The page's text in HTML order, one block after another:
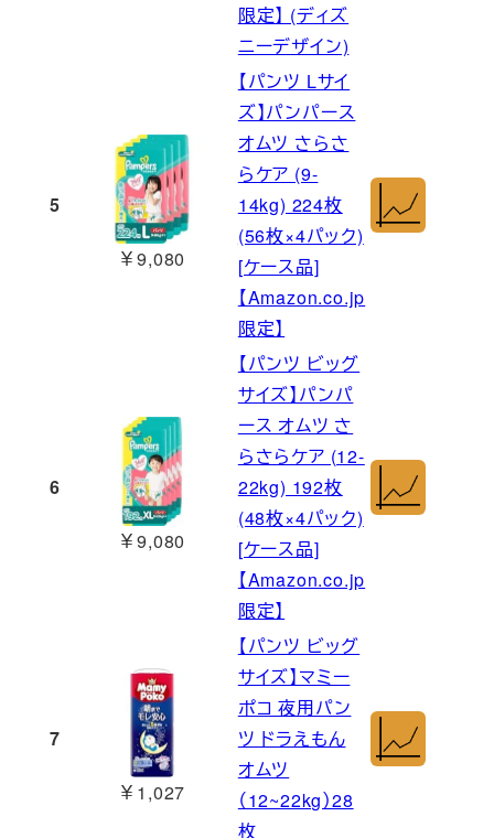
限定】 (ディズ
ニーデザイン)
5
￥9,080
【パンツ Lサイ
ズ】パンパース
オムツ さらさ
らケア (9-
14kg) 224枚
(56枚×4パック)
[ケース品]
【Amazon.co.jp
限定】
6
￥9,080
【パンツ ビッグ
サイズ】パンパ
ース オムツ さ
らさらケア (12-
22kg) 192枚
(48枚×4パック)
[ケース品]
【Amazon.co.jp
限定】
7
￥1,027
【パンツ ビッグ
サイズ】マミー
ポコ 夜用パン
ツ ドラえもん
オムツ
（12~22kg）28
枚